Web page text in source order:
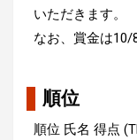
いただきます。
なお、賞金は10/
順位
順位 氏名 得点